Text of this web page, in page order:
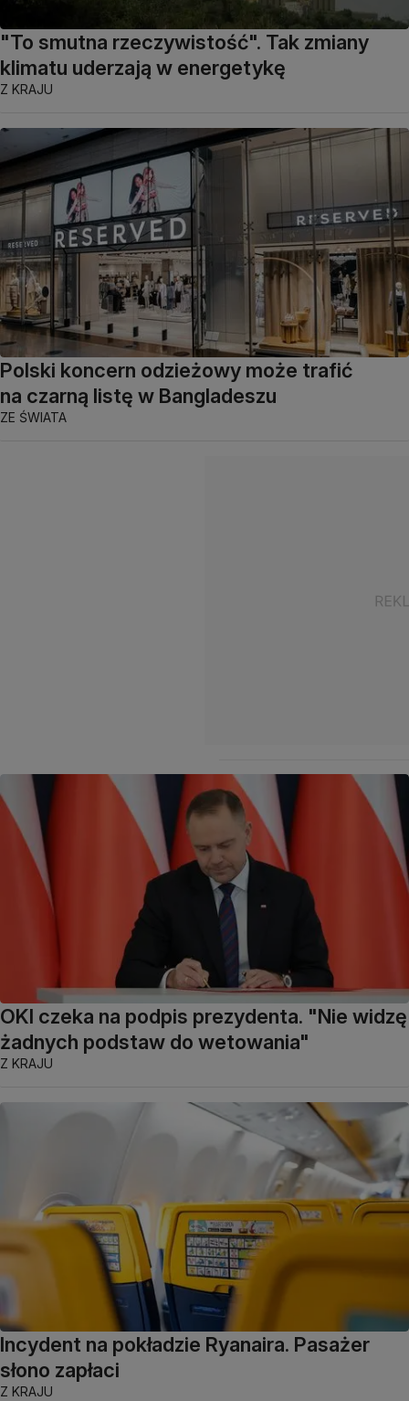
"To smutna rzeczywistość". Tak zmiany
klimatu uderzają w energetykę
Z KRAJU
Polski koncern odzieżowy może trafić
na czarną listę w Bangladeszu
ZE ŚWIATA
OKI czeka na podpis prezydenta. "Nie widzę
żadnych podstaw do wetowania"
Z KRAJU
Incydent na pokładzie Ryanaira. Pasażer
słono zapłaci
Z KRAJU